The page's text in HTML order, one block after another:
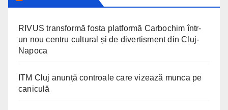
RIVUS transformă fosta platformă Carbochim într-
un nou centru cultural și de divertisment din Cluj-
Napoca
ITM Cluj anunță controale care vizează munca pe
caniculă